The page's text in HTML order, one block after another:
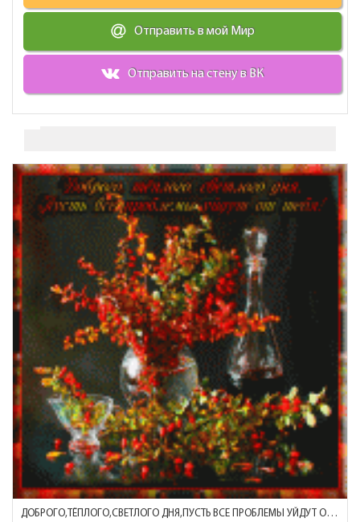
Отправить в мой Мир
Отправить на стену в ВК
ДОБРОГО,ТЁПЛОГО,СВЕТЛОГО ДНЯ,ПУСТЬ ВСЕ ПРОБЛЕМЫ УЙДУТ ОТ ТЕБЯ!